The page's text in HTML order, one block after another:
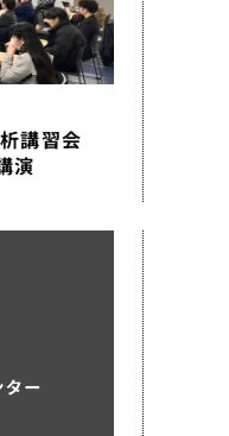
講習会
演